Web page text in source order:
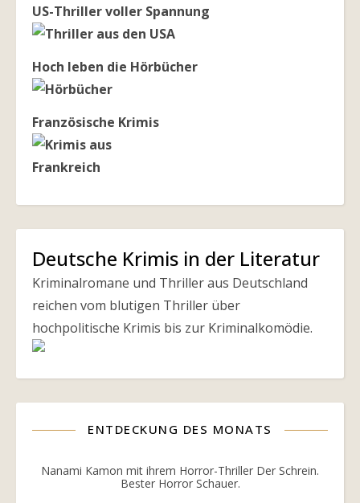
US-Thriller voller Spannung
Hoch leben die Hörbücher
Französische Krimis
Deutsche Krimis in der Literatur
Kriminalromane und Thriller aus Deutschland
reichen vom blutigen Thriller über
hochpolitische Krimis bis zur Kriminalkomödie.
ENTDECKUNG DES MONATS
Nanami Kamon mit ihrem Horror-Thriller Der Schrein.
Bester Horror Schauer.